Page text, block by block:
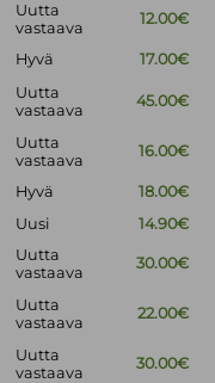
Uutta
vastaava
12.00€
Hyvä
17.00€
Uutta
vastaava
45.00€
Uutta
vastaava
16.00€
Hyvä
18.00€
Uusi 14.90€
Uutta
vastaava
30.00€
Uutta
vastaava
22.00€
Uutta
vastaava
30.00€